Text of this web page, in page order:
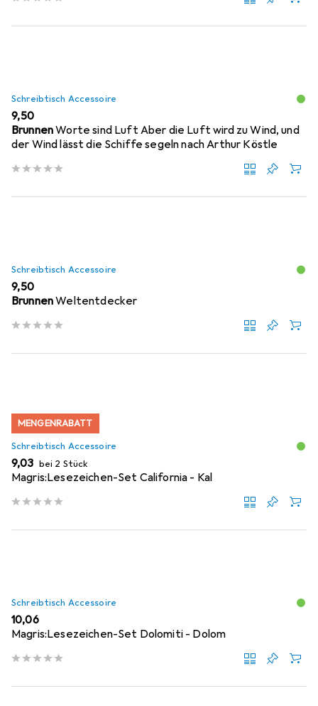
Schreibtisch Accessoire
EUR
9,50
BrunnenWorte sind Luft Aber die Luft wird zu Wind, und
der Wind lässt die Schiffe segeln nach Arthur Köstle
Schreibtisch Accessoire
EUR
9,50
BrunnenWeltentdecker
MENGENRABATT
Schreibtisch Accessoire
EUR
9,03 bei 2 Stück
Magris:Lesezeichen-Set California - Kal
Schreibtisch Accessoire
EUR
10,06
Magris:Lesezeichen-Set Dolomiti - Dolom